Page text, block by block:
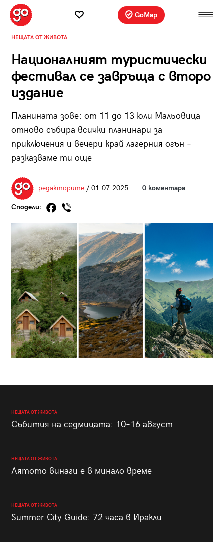
GoMap
НЕЩАТА ОТ ЖИВОТА
Националният туристически
фестивал се завръща с второ
издание
Планината зове: от 11 до 13 юли Мальовица
отново събира всички планинари за
приключения и вечери край лагерния огън –
разказваме ти още
редакторите/ 01.07.2025 0 коментара
Сподели:
НЕЩАТА ОТ ЖИВОТА
Събития на седмицата: 10–16 август
НЕЩАТА ОТ ЖИВОТА
Лятото винаги е в минало време
НЕЩАТА ОТ ЖИВОТА
Summer City Guide: 72 часа в Иракли